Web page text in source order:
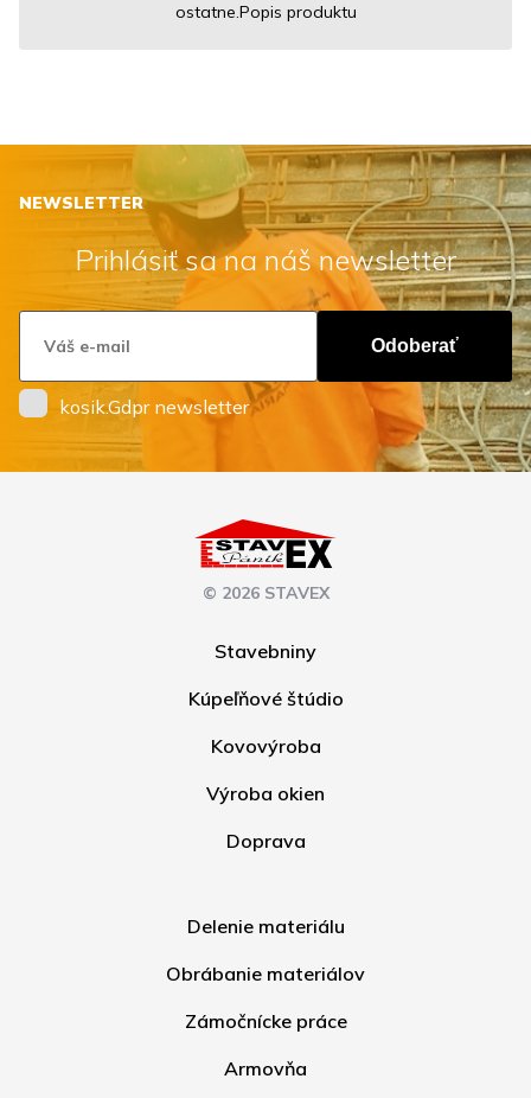
ostatne.Popis produktu
NEWSLETTER
Prihlásiť sa na náš newsletter
Odoberať
kosik.Gdpr newsletter
© 2026 STAVEX
Stavebniny
Kúpeľňové štúdio
Kovovýroba
Výroba okien
Doprava
Delenie materiálu
Obrábanie materiálov
Zámočnícke práce
Armovňa